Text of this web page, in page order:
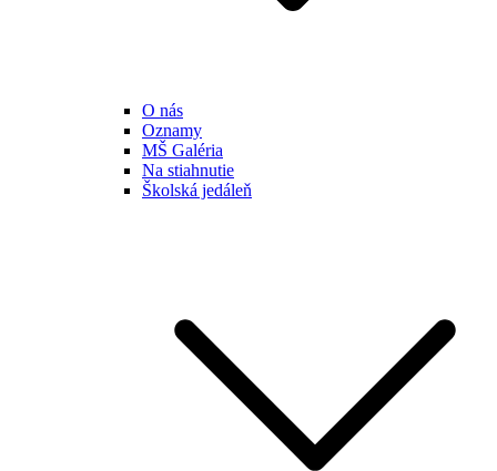
O nás
Oznamy
MŠ Galéria
Na stiahnutie
Školská jedáleň